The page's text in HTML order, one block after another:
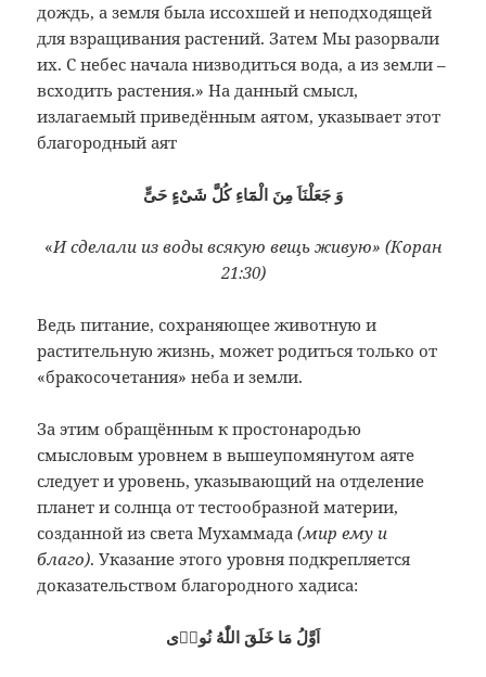
дождь, а земля была иссохшей и неподходящей
для взращивания растений. Затем Мы разорвали
их. С небес начала низводиться вода, а из земли –
всходить растения.» На данный смысл,
излагаемый приведённым аятом, указывает этот
благородный аят
وَ جَعَلْنَاَ مِنَ الْمَٓاءِ كُلَّ شَىْءٍ حَىٍّ
«И сделали из воды всякую вещь живую» (Коран
21:30)
Ведь питание, сохраняющее животную и
растительную жизнь, может родиться только от
«бракосочетания» неба и земли.
За этим обращённым к простонародью
смысловым уровнем в вышеупомянутом аяте
следует и уровень, указывающий на отделение
планет и солнца от тестообразной материи,
созданной из света Мухаммада(мир ему и
благо). Указание этого уровня подкрепляется
доказательством благородного хадиса:
اَوَّلُ مَا خَلَقَ اللّٰهُ نُورٖى